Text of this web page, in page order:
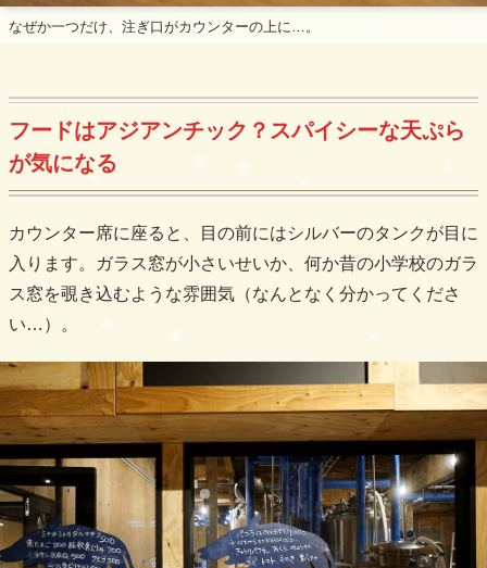
なぜか一つだけ、注ぎ口がカウンターの上に…。
フードはアジアンチック？スパイシーな天ぷら
が気になる
カウンター席に座ると、目の前にはシルバーのタンクが目に
入ります。ガラス窓が小さいせいか、何か昔の小学校のガラ
ス窓を覗き込むような雰囲気（なんとなく分かってくださ
い…）。